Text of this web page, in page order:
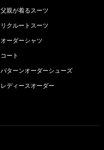
父親が着るスーツ
リクルートスーツ
オーダーシャツ
コート
パターンオーダーシューズ
レディースオーダー